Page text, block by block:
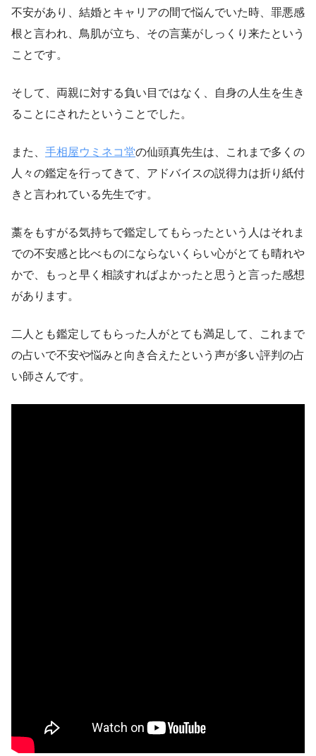
不安があり、結婚とキャリアの間で悩んでいた時、罪悪感
根と言われ、鳥肌が立ち、その言葉がしっくり来たという
ことです。
そして、両親に対する負い目ではなく、自身の人生を生き
ることにされたということでした。
また、 手相屋ウミネコ堂の仙頭真先生は、これまで多くの
人々の鑑定を行ってきて、アドバイスの説得力は折り紙付
きと言われている先生です。
藁をもすがる気持ちで鑑定してもらったという人はそれま
での不安感と比べものにならないくらい心がとても晴れや
かで、もっと早く相談すればよかったと思うと言った感想
があります。
二人とも鑑定してもらった人がとても満足して、これまで
の占いで不安や悩みと向き合えたという声が多い評判の占
い師さんです。